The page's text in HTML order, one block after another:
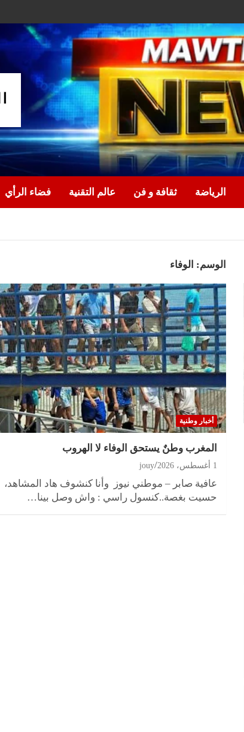
الرياضة ثقافة و فن عالم التقنية فضاء الرأي
الوسم: الوفاء
أخبار وطنية
المغرب وطنٌ يستحق الوفاء لا الهروب
1 أغسطس، 2026 jouy
عافية صابر – موطني نيوز وأنا كنشوف هاد المشاهد،
حسيت بغصة..كنسول راسي : واش وصل بينا…